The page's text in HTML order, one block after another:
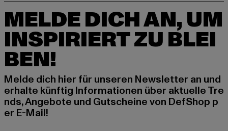
MELDE DICH AN, UM
INSPIRIERT ZU BLEI
BEN!
Melde dich hier für unseren Newsletter an und
erhalte künftig Informationen über aktuelle Tre
nds, Angebote und Gutscheine von DefShop p
er E-Mail!